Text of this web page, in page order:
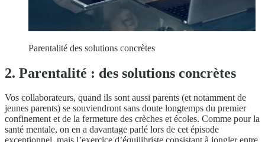
Parentalité des solutions concrètes
2. Parentalité : des solutions concrètes
Vos collaborateurs, quand ils sont aussi parents (et notamment de
jeunes parents) se souviendront sans doute longtemps du premier
confinement et de la fermeture des crèches et écoles. Comme pour la
santé mentale, on en a davantage parlé lors de cet épisode